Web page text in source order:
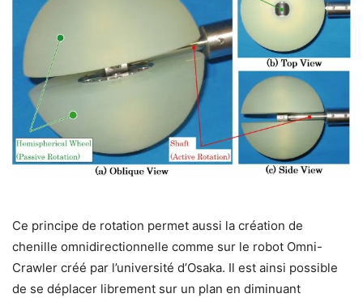
Ce principe de rotation permet aussi la création de
chenille omnidirectionnelle comme sur le robot Omni-
Crawler créé par l’université d’Osaka. Il est ainsi possible
de se déplacer librement sur un plan en diminuant